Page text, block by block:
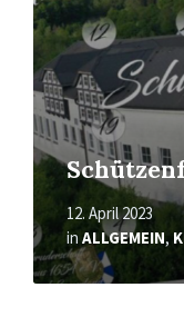
12. April 2023
in ALLGEMEIN,